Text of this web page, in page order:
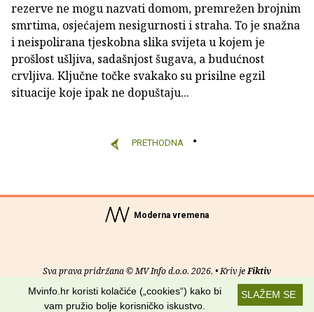
rezerve ne mogu nazvati domom, premrežen brojnim
smrtima, osjećajem nesigurnosti i straha. To je snažna
i neispolirana tjeskobna slika svijeta u kojem je
prošlost ušljiva, sadašnjost šugava, a budućnost
crvljiva. Ključne točke svakako su prisilne egzil
situacije koje ipak ne dopuštaju...
PRETHODNA
Moderna vremena
Sva prava pridržana © MV Info d.o.o. 2026. • Kriv jeFiktiv
Uvjeti korištenja RSS kanaliSLAŽEM SE
Mvinfo.hr koristi kolačiće („cookies“) kako bi
vam pružio bolje korisničko iskustvo.